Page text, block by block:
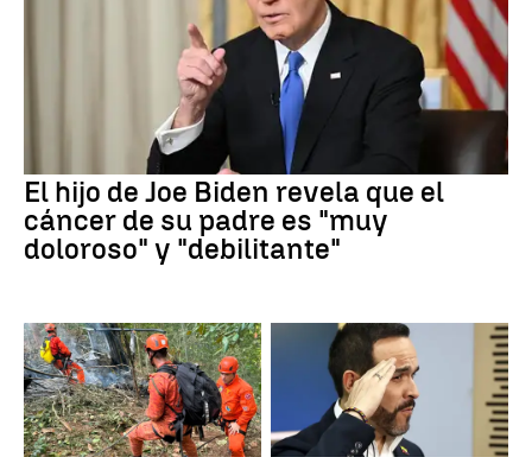
El hijo de Joe Biden revela que el
cáncer de su padre es "muy
doloroso" y "debilitante"